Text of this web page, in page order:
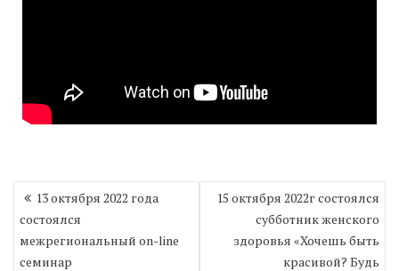
Навигация
по
записям
13 октября 2022 года
состоялся
межрегиональный on-line
семинар
15 октября 2022г состоялся
субботник женского
здоровья «Хочешь быть
красивой? Будь